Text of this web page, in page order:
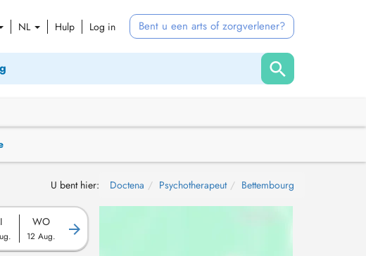
NL Hulp Log in Bent u een arts of zorgverlener?
U bent hier: Doctena Psychotherapeut Bettembourg
WO
12 Aug.